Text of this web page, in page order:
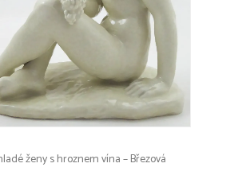
ženy s hroznem vína – Březová